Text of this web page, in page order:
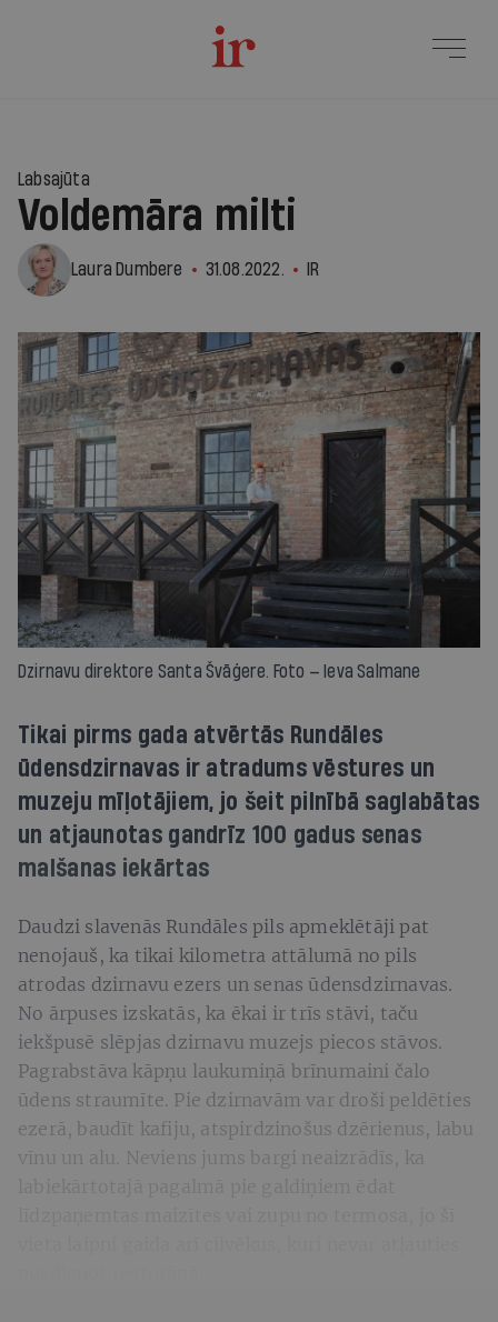
Labsajūta
Voldemāra milti
Laura Dumbere 31.08.2022. IR
Dzirnavu direktore Santa Švāģere. Foto — Ieva Salmane
Tikai pirms gada atvērtās Rundāles
ūdensdzirnavas ir atradums vēstures un
muzeju mīļotājiem, jo šeit pilnībā saglabātas
un atjaunotas gandrīz 100 gadus senas
malšanas iekārtas
Daudzi slavenās Rundāles pils apmeklētāji pat
nenojauš, ka tikai kilometra attālumā no pils
atrodas dzirnavu ezers un senas ūdensdzirnavas.
No ārpuses izskatās, ka ēkai ir trīs stāvi, taču
iekšpusē slēpjas dzirnavu muzejs piecos stāvos.
Pagrabstāva kāpņu laukumiņā brīnumaini čalo
ūdens straumīte. Pie dzirnavām var droši peldēties
ezerā, baudīt kafiju, atspirdzinošus dzērienus, labu
vīnu un alu. Neviens jums bargi neaizrādīs, ka